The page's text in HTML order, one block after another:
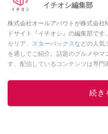
イチオシ編集部
株式会社オールアバウトが株式会
ドサイト『イチオシ』の編集部です。
セリア、 スターバックスなどの人気
を通してご紹介。話題のグルメや
す。配信しているコンテンツは専
ニュースでフォロー
続き